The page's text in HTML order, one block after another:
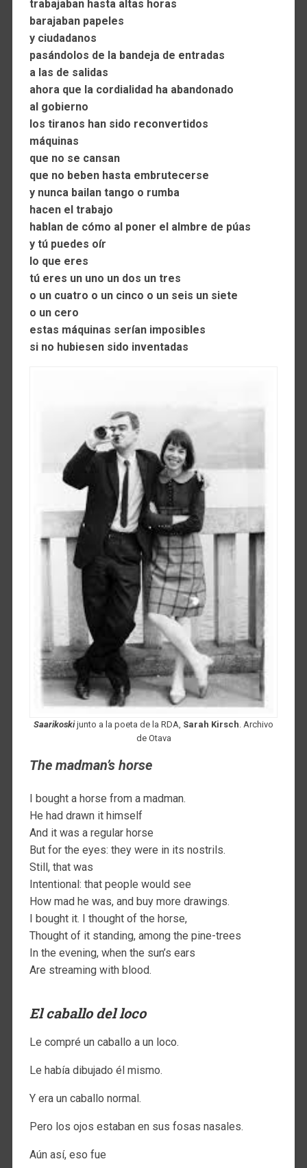
trabajaban hasta altas horas
barajaban papeles
y ciudadanos
pasándolos de la bandeja de entradas
a las de salidas
ahora que la cordialidad ha abandonado
al gobierno
los tiranos han sido reconvertidos
máquinas
que no se cansan
que no beben hasta embrutecerse
y nunca bailan tango o rumba
hacen el trabajo
hablan de cómo al poner el almbre de púas
y tú puedes oír
lo que eres
tú eres un uno un dos un tres
o un cuatro o un cinco o un seis un siete
o un cero
estas máquinas serían imposibles
si no hubiesen sido inventadas
Saarikoskijunto a la poeta de la RDA, Sarah Kirsch . Archivo
de Otava
The madman’s horse
I bought a horse from a madman.
He had drawn it himself
And it was a regular horse
But for the eyes: they were in its nostrils.
Still, that was
Intentional: that people would see
How mad he was, and buy more drawings.
I bought it. I thought of the horse,
Thought of it standing, among the pine-trees
In the evening, when the sun’s ears
Are streaming with blood.
El caballo del loco
Le compré un caballo a un loco.
Le había dibujado él mismo.
Y era un caballo normal.
Pero los ojos estaban en sus fosas nasales.
Aún así, eso fue